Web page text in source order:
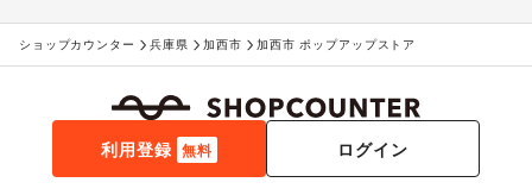
ショップカウンター 兵庫県 加西市 加西市 ポップアップストア
利用登録 無料 ログイン